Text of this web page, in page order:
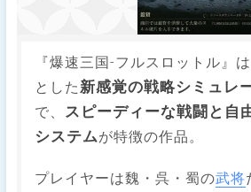
『爆速三国-フルスロットル』は
とした 新感覚の戦略シミュレ
で、 スピーディーな戦闘と自
システムが特徴の作品。
プレイヤーは魏・呉・蜀の武将